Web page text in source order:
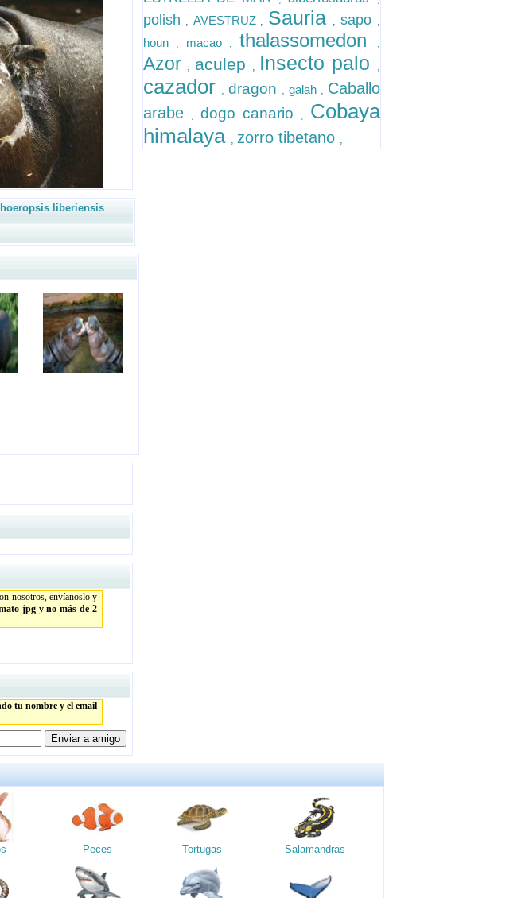
liberiensis
nosotros, envíanoslo y
jpg y no más de 2
tu nombre y el email
polish , AVESTRUZ , Sauria , sapo ,
houn , macao , thalassomedon ,
Azor , aculep , Insecto palo ,
cazador ,dragon , galah , Caballo
arabe
,dogo canario , Cobaya
himalaya , zorro tibetano ,
Peces Tortugas Salamandras